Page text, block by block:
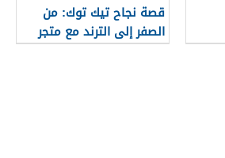
قصة نجاح تيك توك: من
الصفر إلى الترند مع متجر
A2G